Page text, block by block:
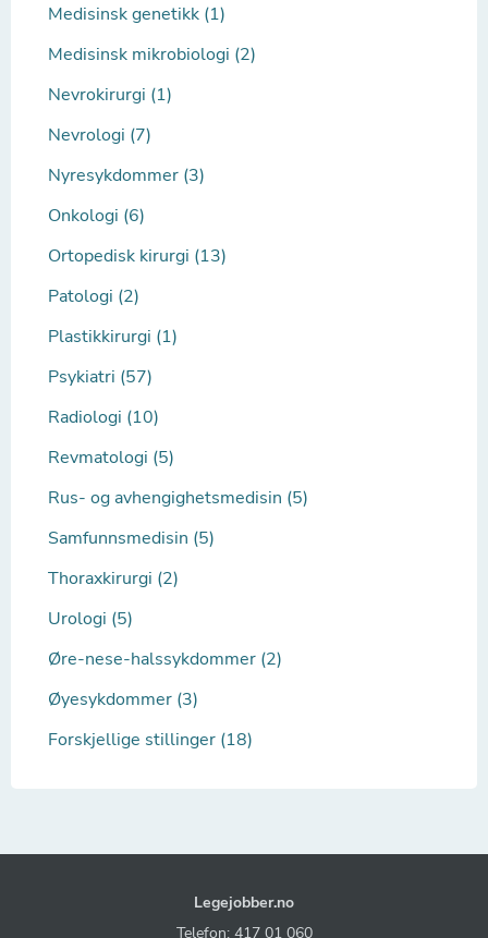
Medisinsk genetikk (1)
Medisinsk mikrobiologi (2)
Nevrokirurgi (1)
Nevrologi (7)
Nyresykdommer (3)
Onkologi (6)
Ortopedisk kirurgi (13)
Patologi (2)
Plastikkirurgi (1)
Psykiatri (57)
Radiologi (10)
Revmatologi (5)
Rus- og avhengighetsmedisin (5)
Samfunnsmedisin (5)
Thoraxkirurgi (2)
Urologi (5)
Øre-nese-halssykdommer (2)
Øyesykdommer (3)
Forskjellige stillinger (18)
Legejobber.no
Telefon: 417 01 060